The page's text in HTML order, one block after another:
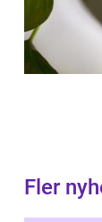
Fler